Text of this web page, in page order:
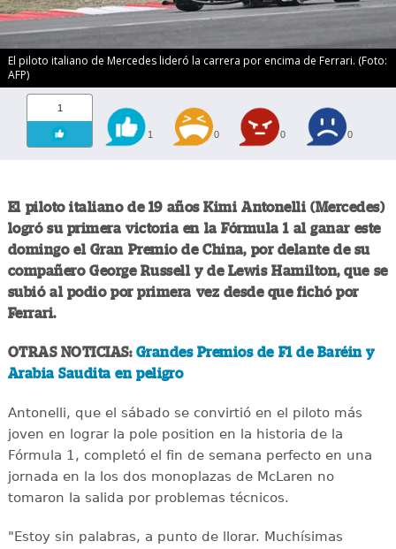
El piloto italiano de Mercedes lideró la carrera por encima de Ferrari. (Foto:
AFP)
1
1 0 0 0
El piloto italiano de 19 años Kimi Antonelli (Mercedes)
logró su primera victoria en la Fórmula 1 al ganar este
domingo el Gran Premio de China, por delante de su
compañero George Russell y de Lewis Hamilton, que se
subió al podio por primera vez desde que fichó por
Ferrari.
OTRAS NOTICIAS: Grandes Premios de F1 de Baréin y
Arabia Saudita en peligro
Antonelli, que el sábado se convirtió en el piloto más
joven en lograr la pole position en la historia de la
Fórmula 1, completó el fin de semana perfecto en una
jornada en la los dos monoplazas de McLaren no
tomaron la salida por problemas técnicos.
"Estoy sin palabras, a punto de llorar. Muchísimas